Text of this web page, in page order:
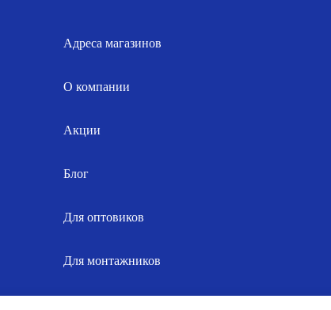
Адреса магазинов
О компании
Акции
Блог
Для оптовиков
Для монтажников